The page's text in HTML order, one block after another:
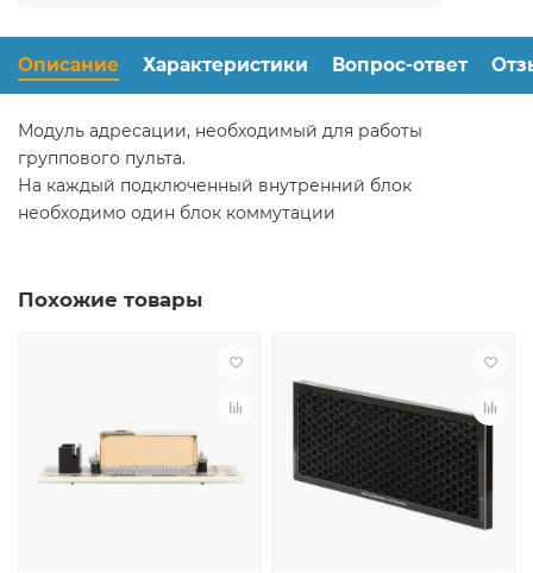
Описание Характеристики Вопрос-ответ
Модуль адресации, необходимый для работы
группового пульта.
На каждый подключенный внутренний блок
необходимо один блок коммутации
Похожие товары